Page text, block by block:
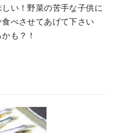
い！野菜の苦手な子供に
べさせてあげて下さい
も？！